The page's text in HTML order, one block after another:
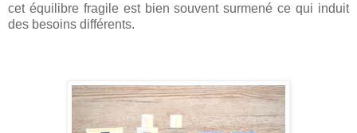
cet équilibre fragile est bien souvent surmené ce qui induit
des besoins différents.